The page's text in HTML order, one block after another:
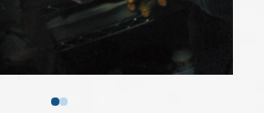
法人 草津市観光物産協会
077-566-3219